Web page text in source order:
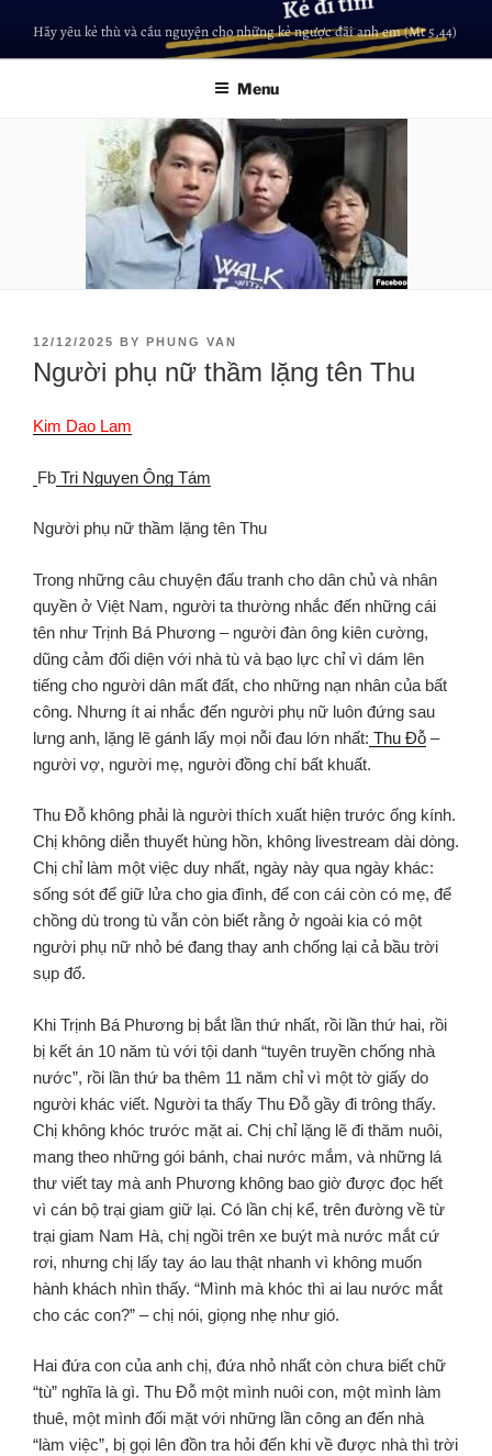
Hãy yêu kẻ thù và cầu nguyện cho những kẻ ngược đãi anh em (Mt 5,44)
Menu
12/12/2025 BY PHUNG VAN
Người phụ nữ thầm lặng tên Thu
Kim Dao Lam
Fb Tri Nguyen Ông Tám
Người phụ nữ thầm lặng tên Thu
Trong những câu chuyện đấu tranh cho dân chủ và nhân
quyền ở Việt Nam, người ta thường nhắc đến những cái
tên như Trịnh Bá Phương – người đàn ông kiên cường,
dũng cảm đối diện với nhà tù và bạo lực chỉ vì dám lên
tiếng cho người dân mất đất, cho những nạn nhân của bất
công. Nhưng ít ai nhắc đến người phụ nữ luôn đứng sau
lưng anh, lặng lẽ gánh lấy mọi nỗi đau lớn nhất: Thu Đỗ –
người vợ, người mẹ, người đồng chí bất khuất.
Thu Đỗ không phải là người thích xuất hiện trước ống kính.
Chị không diễn thuyết hùng hồn, không livestream dài dòng.
Chị chỉ làm một việc duy nhất, ngày này qua ngày khác:
sống sót để giữ lửa cho gia đình, để con cái còn có mẹ, để
chồng dù trong tù vẫn còn biết rằng ở ngoài kia có một
người phụ nữ nhỏ bé đang thay anh chống lại cả bầu trời
sụp đổ.
Khi Trịnh Bá Phương bị bắt lần thứ nhất, rồi lần thứ hai, rồi
bị kết án 10 năm tù với tội danh “tuyên truyền chống nhà
nước”, rồi lần thứ ba thêm 11 năm chỉ vì một tờ giấy do
người khác viết. Người ta thấy Thu Đỗ gầy đi trông thấy.
Chị không khóc trước mặt ai. Chị chỉ lặng lẽ đi thăm nuôi,
mang theo những gói bánh, chai nước mắm, và những lá
thư viết tay mà anh Phương không bao giờ được đọc hết
vì cán bộ trại giam giữ lại. Có lần chị kể, trên đường về từ
trại giam Nam Hà, chị ngồi trên xe buýt mà nước mắt cứ
rơi, nhưng chị lấy tay áo lau thật nhanh vì không muốn
hành khách nhìn thấy. “Mình mà khóc thì ai lau nước mắt
cho các con?” – chị nói, giọng nhẹ như gió.
Hai đứa con của anh chị, đứa nhỏ nhất còn chưa biết chữ
“tù” nghĩa là gì. Thu Đỗ một mình nuôi con, một mình làm
thuê, một mình đối mặt với những lần công an đến nhà
“làm việc”, bị gọi lên đồn tra hỏi đến khi về được nhà thì trời